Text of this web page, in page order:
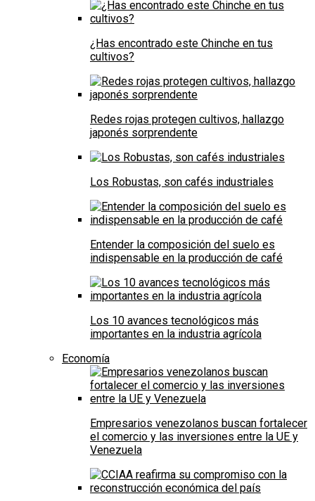
¿Has encontrado este Chinche en tus
cultivos?
Redes rojas protegen cultivos, hallazgo
japonés sorprendente
Los Robustas, son cafés industriales
Entender la composición del suelo es
indispensable en la producción de café
Los 10 avances tecnológicos más
importantes en la industria agrícola
Economía
Empresarios venezolanos buscan fortalecer
el comercio y las inversiones entre la UE y
Venezuela